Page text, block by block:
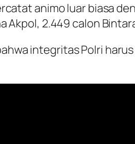
animo luar biasa
Akpol, 2.449 calon
integritas Polri